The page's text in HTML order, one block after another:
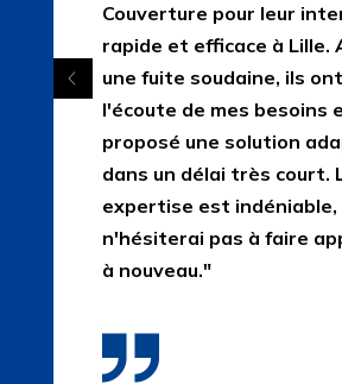
Couverture pour leur
rapide et efficace à Lille.
une fuite soudaine, ils
l'écoute de mes besoins
proposé une solution
dans un délai très court.
expertise est indéniable,
n'hésiterai pas à faire
à nouveau."